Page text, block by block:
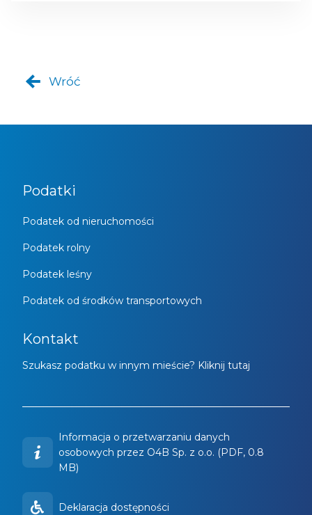
Wróć
Podatki
Podatek od nieruchomości
Podatek rolny
Podatek leśny
Podatek od środków transportowych
Kontakt
Szukasz podatku w innym mieście? Kliknij tutaj
Informacja o przetwarzaniu danych
osobowych przez O4B Sp. z o.o. (PDF, 0.8
MB)
Deklaracja dostępności